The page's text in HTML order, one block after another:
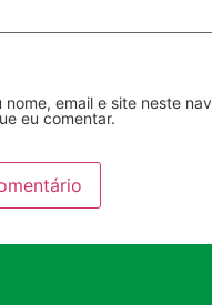
nome, email e site neste
eu comentar.
Manual